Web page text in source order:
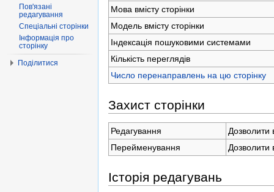
Мова вмісту сторінки
Модель вмісту сторінки
Індексація пошуковими системами
Кількість переглядів
Число перенаправлень на цю сторінку
Захист сторінки
Редагування
Дозволити
Перейменування
Дозволити
Історія редагувань
Пов'язані
редагування
Спеціальні сторінки
Інформація про
сторінку
Поділитися